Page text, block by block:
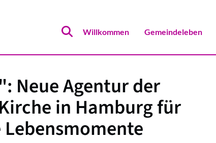
Willkommen Gemeindeleben
Neue Agentur der
in Hamburg für